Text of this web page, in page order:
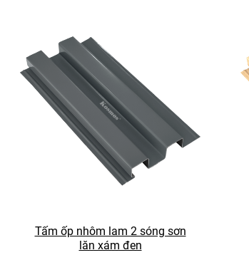
Tấm ốp nhôm lam 2 sóng sơn
lăn xám đen